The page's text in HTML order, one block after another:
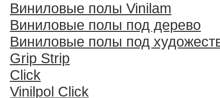
Виниловые полы Vinilam
Виниловые полы под дерево
Виниловые полы под
Grip Strip
Click
Vinilpol Click